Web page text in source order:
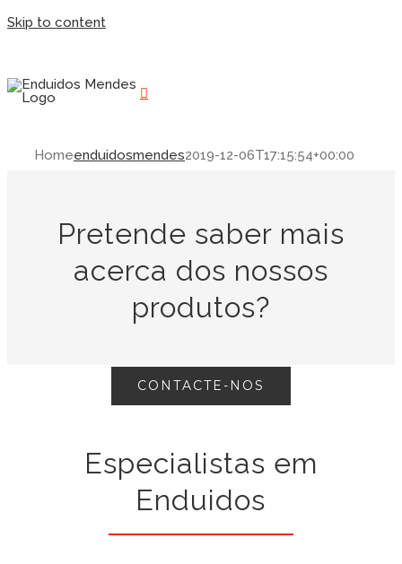
Skip to content
Homeenduidosmendes2019-12-06T17:15:54+00:00
Pretende saber mais
acerca dos nossos
produtos?
CONTACTE-NOS
Especialistas em
Enduidos